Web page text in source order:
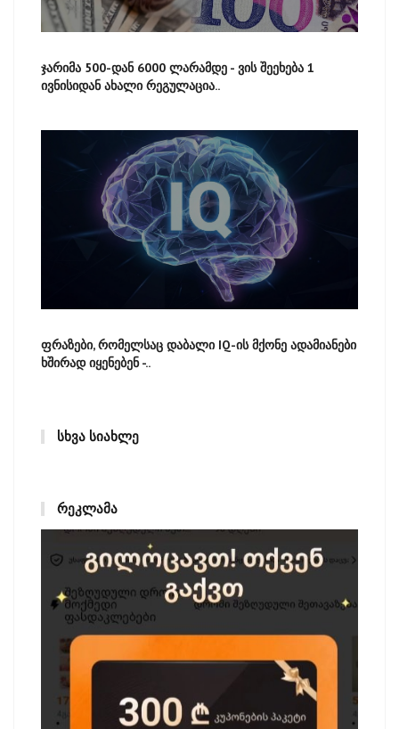
ჯარიმა 500-დან 6000 ლარამდე - ვის შეეხება 1
ივნისიდან ახალი რეგულაცია..
ფრაზები, რომელსაც დაბალი IQ-ის მქონე ადამიანები
ხშირად იყენებენ -..
ᲡᲮᲕᲐ ᲡᲘᲐᲮᲚᲔ
ᲠᲔᲙᲚᲐᲛᲐ